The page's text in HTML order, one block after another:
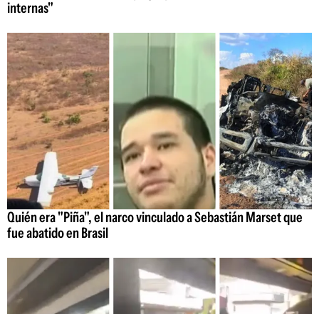
internas"
Quién era "Piña", el narco vinculado a Sebastián Marset que
fue abatido en Brasil